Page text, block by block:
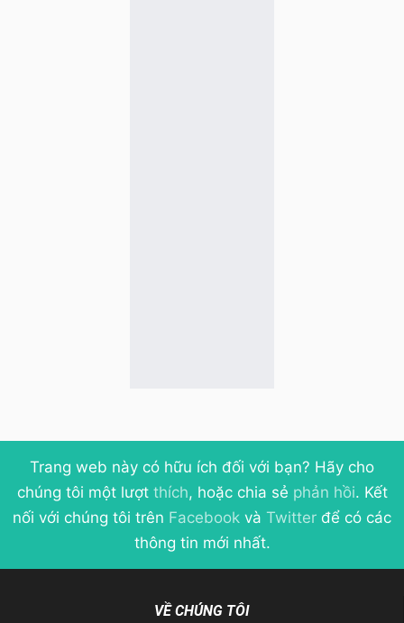
Trang web này có hữu ích đối với bạn? Hãy cho
chúng tôi một lượt thích, hoặc chia sẻ phản hồi. Kết
nối với chúng tôi trên Facebook và Twitter để có các
thông tin mới nhất.
VỀ CHÚNG TÔI